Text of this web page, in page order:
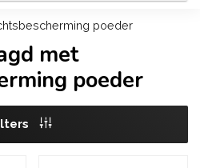
poeder
met
poeder